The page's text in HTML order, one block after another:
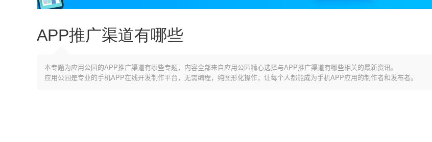
APP推广渠道有哪些
本专题为应用公园的APP推广渠道有哪些专题，内容全部来自应用公园精心选择与APP推广渠道有哪些相关的最新资讯。
应用公园是专业的手机APP在线开发制作平台，无需编程，纯图形化操作，让每个人都能成为手机APP应用的制作者和发布者。